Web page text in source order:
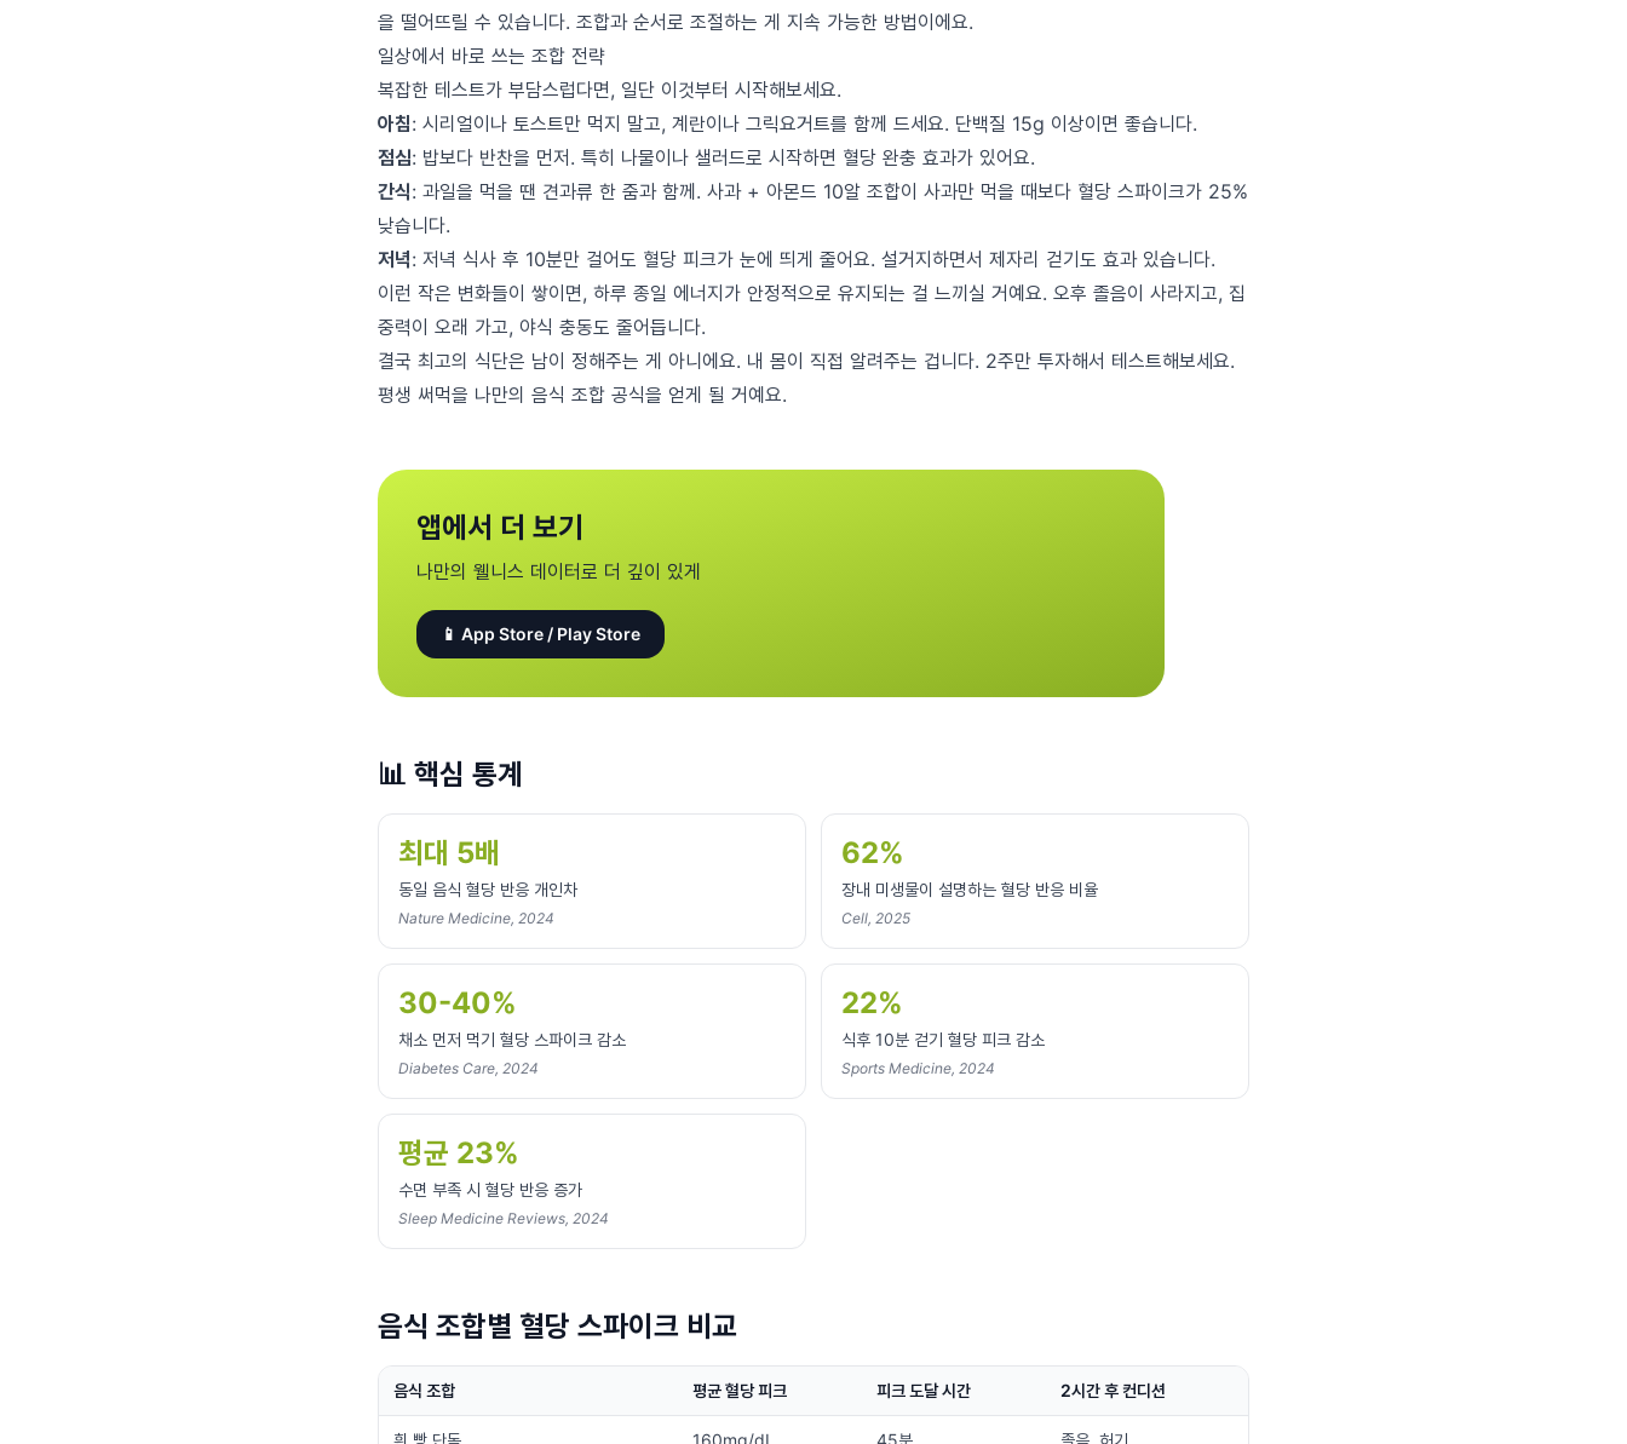
을 떨어뜨릴 수 있습니다. 조합과 순서로 조절하는 게 지속 가능한 방법이에요.
일상에서 바로 쓰는 조합 전략
복잡한 테스트가 부담스럽다면, 일단 이것부터 시작해보세요.
아침: 시리얼이나 토스트만 먹지 말고, 계란이나 그릭요거트를 함께 드세요. 단백질 15g 이상이면 좋습니다.
점심: 밥보다 반찬을 먼저. 특히 나물이나 샐러드로 시작하면 혈당 완충 효과가 있어요.
간식: 과일을 먹을 땐 견과류 한 줌과 함께. 사과 + 아몬드 10알 조합이 사과만 먹을 때보다 혈당 스파이크가 25%
낮습니다.
저녁: 저녁 식사 후 10분만 걸어도 혈당 피크가 눈에 띄게 줄어요. 설거지하면서 제자리 걷기도 효과 있습니다.
이런 작은 변화들이 쌓이면, 하루 종일 에너지가 안정적으로 유지되는 걸 느끼실 거예요. 오후 졸음이 사라지고, 집
중력이 오래 가고, 야식 충동도 줄어듭니다.
결국 최고의 식단은 남이 정해주는 게 아니에요. 내 몸이 직접 알려주는 겁니다. 2주만 투자해서 테스트해보세요.
평생 써먹을 나만의 음식 조합 공식을 얻게 될 거예요.
앱에서 더 보기
나만의 웰니스 데이터로 더 깊이 있게
📱 App Store / Play Store
📊 핵심 통계
최대 5배
동일 음식 혈당 반응 개인차
Nature Medicine, 2024
62%
장내 미생물이 설명하는 혈당 반응 비율
Cell, 2025
30-40%
채소 먼저 먹기 혈당 스파이크 감소
Diabetes Care, 2024
22%
식후 10분 걷기 혈당 피크 감소
Sports Medicine, 2024
평균 23%
수면 부족 시 혈당 반응 증가
Sleep Medicine Reviews, 2024
음식 조합별 혈당 스파이크 비교
음식 조합 평균 혈당 피크 피크 도달 시간 2시간 후 컨디션
흰 빵 단독 160mg/dL 45분 졸음, 허기